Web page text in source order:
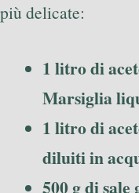
più delicate:
1 litro di
Marsiglia
1 litro di
diluiti in
500 g di sale